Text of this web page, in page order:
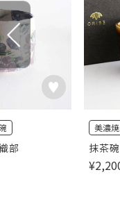
部 抹茶
美濃焼
¥